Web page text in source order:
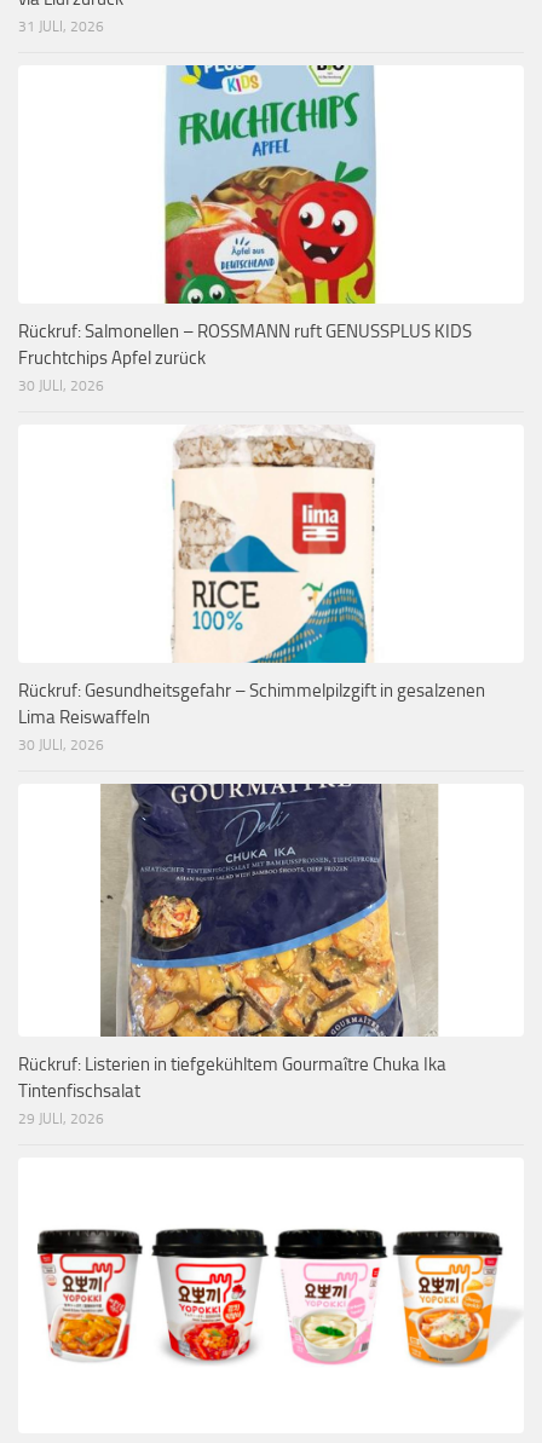
31 JULI, 2026
Rückruf: Salmonellen – ROSSMANN ruft GENUSSPLUS KIDS
Fruchtchips Apfel zurück
30 JULI, 2026
Rückruf: Gesundheitsgefahr – Schimmelpilzgift in gesalzenen
Lima Reiswaffeln
30 JULI, 2026
Rückruf: Listerien in tiefgekühltem Gourmaître Chuka Ika
Tintenfischsalat
29 JULI, 2026